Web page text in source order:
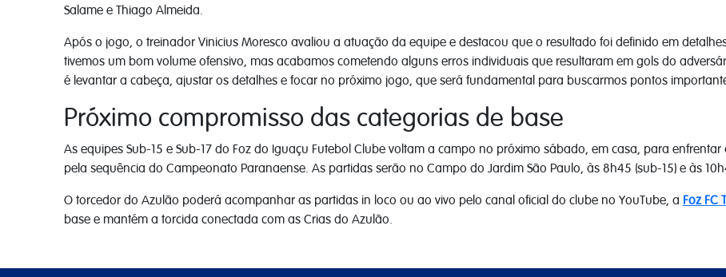
Salame e Thiago Almeida.
Após o jogo, o treinador Vinicius Moresco avaliou a atuação da equipe e destacou que o resultado foi definido em
tivemos um bom volume ofensivo, mas acabamos cometendo alguns erros individuais que resultaram em gols do
é levantar a cabeça, ajustar os detalhes e focar no próximo jogo, que será fundamental para buscarmos pontos
Próximo compromisso das categorias de base
As equipes Sub-15 e Sub-17 do Foz do Iguaçu Futebol Clube voltam a campo no próximo sábado, em casa, para
pela sequência do Campeonato Paranaense. As partidas serão no Campo do Jardim São Paulo, às 8h45 (sub-15) e às
O torcedor do Azulão poderá acompanhar as partidas in loco ou ao vivo pelo canal oficial do clube no YouTube, a Foz FC
base e mantém a torcida conectada com as Crias do Azulão.